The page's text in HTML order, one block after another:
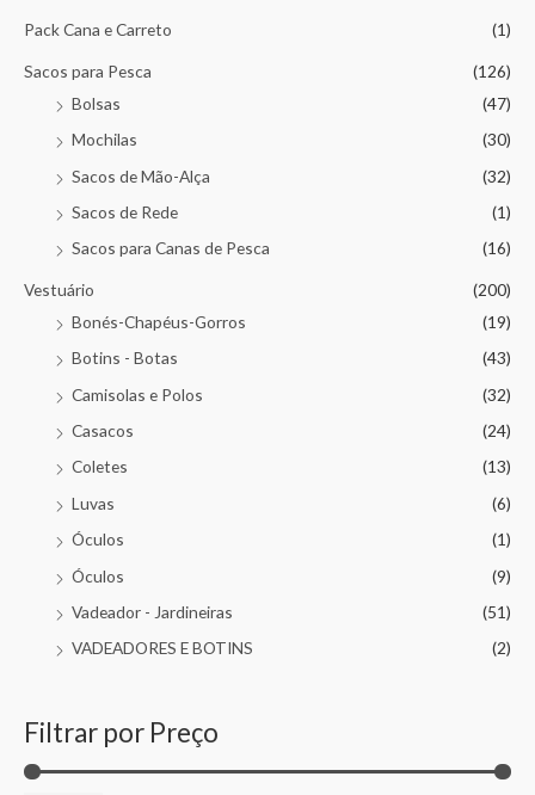
Pack Cana e Carreto (1)
Sacos para Pesca
(126)
Bolsas
(47)
Mochilas
(30)
Sacos de Mão-Alça
(32)
Sacos de Rede
(1)
Sacos para Canas de Pesca
(16)
Vestuário
(200)
Bonés-Chapéus-Gorros
(19)
Botins - Botas
(43)
Camisolas e Polos
(32)
Casacos
(24)
Coletes
(13)
Luvas
(6)
Óculos
(1)
Óculos
(9)
Vadeador - Jardineiras
(51)
VADEADORES E BOTINS
(2)
Filtrar por Preço